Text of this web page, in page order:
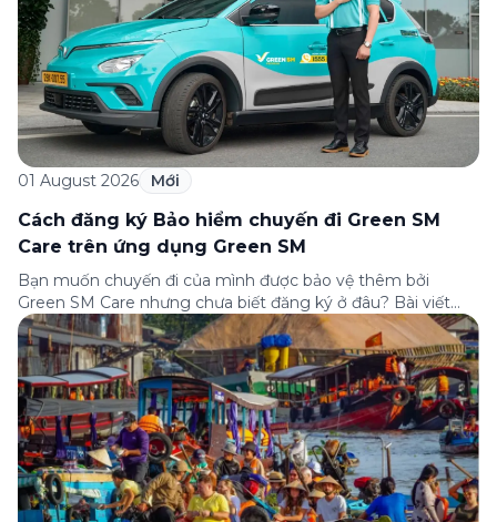
01 August 2026 Mới
Cách đăng ký Bảo hiểm chuyến đi Green SM
Care trên ứng dụng Green SM
Bạn muốn chuyến đi của mình được bảo vệ thêm bởi
Green SM Care nhưng chưa biết đăng ký ở đâu? Bài viết
dưới đây sẽ hướng dẫn chi tiết cách tham gia (và hủy tham
gia) gói bảo hiểm này ngay trên ứng dụng Green SM, cùng
những lưu ý quan trọng trước khi […]